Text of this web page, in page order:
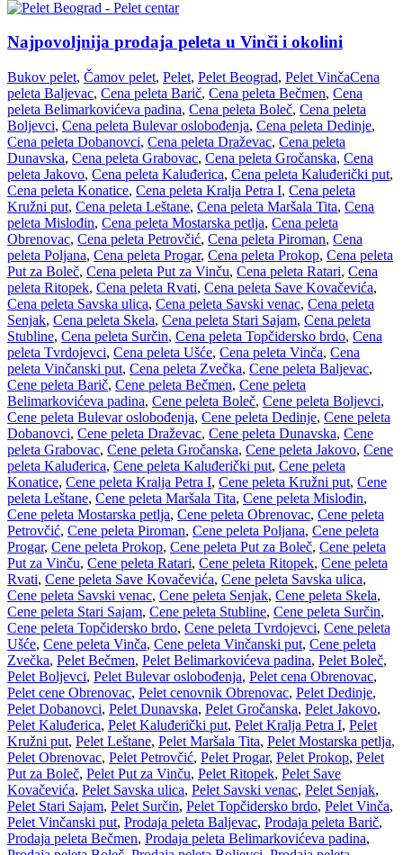
Najpovoljnija prodaja peleta u Vinči i okolini
Bukov pelet, Čamov pelet, Pelet, Pelet Beograd, Pelet VinčaCena
peleta Baljevac, Cena peleta Barič, Cena peleta Bečmen, Cena
peleta Belimarkovićeva padina, Cena peleta Boleč, Cena peleta
Boljevci, Cena peleta Bulevar oslobođenja, Cena peleta Dedinje,
Cena peleta Dobanovci, Cena peleta Draževac, Cena peleta
Dunavska, Cena peleta Grabovac, Cena peleta Gročanska, Cena
peleta Jakovo, Cena peleta Kaluđerica, Cena peleta Kaluđerički put,
Cena peleta Konatice, Cena peleta Kralja Petra I, Cena peleta
Kružni put, Cena peleta Leštane, Cena peleta Maršala Tita, Cena
peleta Mislođin, Cena peleta Mostarska petlja, Cena peleta
Obrenovac, Cena peleta Petrovčić, Cena peleta Piroman, Cena
peleta Poljana, Cena peleta Progar, Cena peleta Prokop, Cena peleta
Put za Boleč, Cena peleta Put za Vinču, Cena peleta Ratari, Cena
peleta Ritopek, Cena peleta Rvati, Cena peleta Save Kovačevića,
Cena peleta Savska ulica, Cena peleta Savski venac, Cena peleta
Senjak, Cena peleta Skela, Cena peleta Stari Sajam, Cena peleta
Stubline, Cena peleta Surčin, Cena peleta Topčidersko brdo, Cena
peleta Tvrdojevci, Cena peleta Ušće, Cena peleta Vinča, Cena
peleta Vinčanski put, Cena peleta Zvečka, Cene peleta Baljevac,
Cene peleta Barič, Cene peleta Bečmen, Cene peleta
Belimarkovićeva padina, Cene peleta Boleč, Cene peleta Boljevci,
Cene peleta Bulevar oslobođenja, Cene peleta Dedinje, Cene peleta
Dobanovci, Cene peleta Draževac, Cene peleta Dunavska, Cene
peleta Grabovac, Cene peleta Gročanska, Cene peleta Jakovo, Cene
peleta Kaluđerica, Cene peleta Kaluđerički put, Cene peleta
Konatice, Cene peleta Kralja Petra I, Cene peleta Kružni put, Cene
peleta Leštane, Cene peleta Maršala Tita, Cene peleta Mislođin,
Cene peleta Mostarska petlja, Cene peleta Obrenovac, Cene peleta
Petrovčić, Cene peleta Piroman, Cene peleta Poljana, Cene peleta
Progar, Cene peleta Prokop, Cene peleta Put za Boleč, Cene peleta
Put za Vinču, Cene peleta Ratari, Cene peleta Ritopek, Cene peleta
Rvati, Cene peleta Save Kovačevića, Cene peleta Savska ulica,
Cene peleta Savski venac, Cene peleta Senjak, Cene peleta Skela,
Cene peleta Stari Sajam, Cene peleta Stubline, Cene peleta Surčin,
Cene peleta Topčidersko brdo, Cene peleta Tvrdojevci, Cene peleta
Ušće, Cene peleta Vinča, Cene peleta Vinčanski put, Cene peleta
Zvečka, Pelet Bečmen, Pelet Belimarkovićeva padina, Pelet Boleč,
Pelet Boljevci, Pelet Bulevar oslobođenja, Pelet cena Obrenovac,
Pelet cene Obrenovac, Pelet cenovnik Obrenovac, Pelet Dedinje,
Pelet Dobanovci, Pelet Dunavska, Pelet Gročanska, Pelet Jakovo,
Pelet Kaluđerica, Pelet Kaluđerički put, Pelet Kralja Petra I, Pelet
Kružni put, Pelet Leštane, Pelet Maršala Tita, Pelet Mostarska petlja,
Pelet Obrenovac, Pelet Petrovčić, Pelet Progar, Pelet Prokop, Pelet
Put za Boleč, Pelet Put za Vinču, Pelet Ritopek, Pelet Save
Kovačevića, Pelet Savska ulica, Pelet Savski venac, Pelet Senjak,
Pelet Stari Sajam, Pelet Surčin, Pelet Topčidersko brdo, Pelet Vinča,
Pelet Vinčanski put, Prodaja peleta Baljevac, Prodaja peleta Barič,
Prodaja peleta Bečmen, Prodaja peleta Belimarkovićeva padina,